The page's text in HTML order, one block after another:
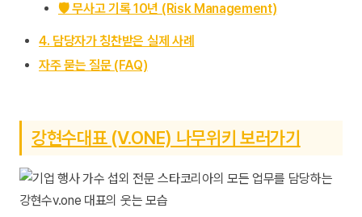
🛡️ 무사고 기록 10년 (Risk Management)
4. 담당자가 칭찬받은 실제 사례
자주 묻는 질문 (FAQ)
강현수대표 (V.ONE) 나무위키 보러가기